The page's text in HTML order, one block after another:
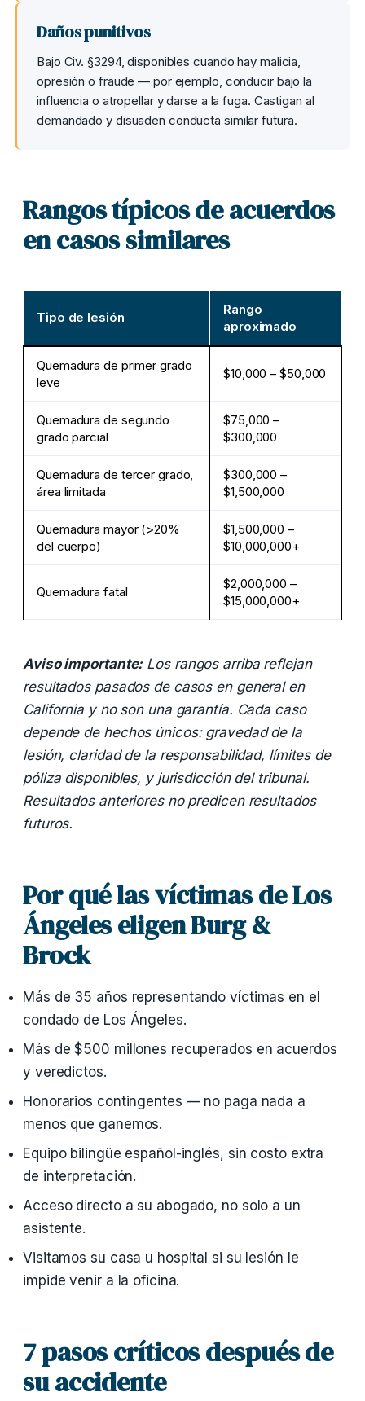
Daños punitivos
Bajo Civ. §3294, disponibles cuando hay malicia,
opresión o fraude — por ejemplo, conducir bajo la
influencia o atropellar y darse a la fuga. Castigan al
demandado y disuaden conducta similar futura.
Rangos típicos de acuerdos
en casos similares
Tipo de lesión
Rango
aproximado
Quemadura de primer grado
leve
$10,000 – $50,000
Quemadura de segundo
grado parcial
$75,000 –
$300,000
Quemadura de tercer grado,
área limitada
$300,000 –
$1,500,000
Quemadura mayor (>20%
del cuerpo)
$1,500,000 –
$10,000,000+
Quemadura fatal
$2,000,000 –
$15,000,000+
Aviso importante:Los rangos arriba reflejan
resultados pasados de casos en general en
California y no son una garantía. Cada caso
depende de hechos únicos: gravedad de la
lesión, claridad de la responsabilidad, límites de
póliza disponibles, y jurisdicción del tribunal.
Resultados anteriores no predicen resultados
futuros.
Por qué las víctimas de Los
Ángeles eligen Burg &
Brock
Más de 35 años representando víctimas en el
condado de Los Ángeles.
Más de $500 millones recuperados en acuerdos
y veredictos.
Honorarios contingentes — no paga nada a
menos que ganemos.
Equipo bilingüe español-inglés, sin costo extra
de interpretación.
Acceso directo a su abogado, no solo a un
asistente.
Visitamos su casa u hospital si su lesión le
impide venir a la oficina.
7 pasos críticos después de
su accidente